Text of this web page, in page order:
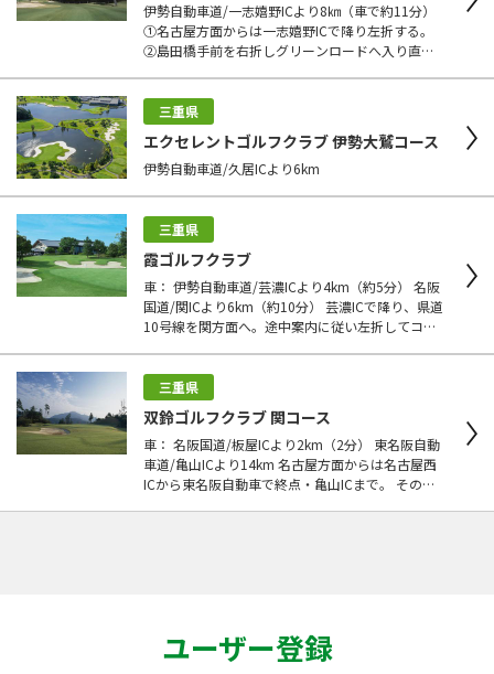
伊勢自動車道/一志嬉野ICより8㎞（車で約11分）
①名古屋方面からは一志嬉野ICで降り左折する。
②島田橋手前を右折しグリーンロードへ入り直
入口があります。 最寄り駅：近鉄山田線・伊勢中
川駅（タクシーで約20分）
三重県
エクセレントゴルフクラブ 伊勢大鷲コース
伊勢自動車道/久居ICより6km
三重県
霞ゴルフクラブ
車： 伊勢自動車道/芸濃ICより4km（約5分） 名阪
国道/関ICより6km（約10分） 芸濃ICで降り、県道
10号線を関方面へ。途中案内に従い左折してコー
ら25分 4,500円
三重県
双鈴ゴルフクラブ 関コース
車： 名阪国道/板屋ICより2km（2分） 東名阪自動
車道/亀山ICより14km 名古屋方面からは名古屋西
ICから東名阪自動車で終点・亀山ICまで。 そのま
ユーザー登録